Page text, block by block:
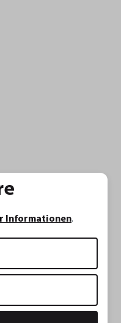
Informationen.